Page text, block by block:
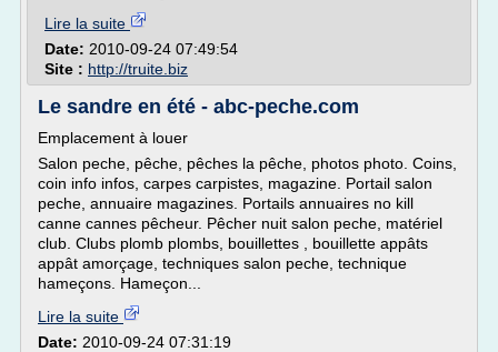
Lire la suite
Date: 2010-09-24 07:49:54
Site : http://truite.biz
Le sandre en été - abc-peche.com
Emplacement à louer
Salon peche, pêche, pêches la pêche, photos photo. Coins,
coin info infos, carpes carpistes, magazine. Portail salon
peche, annuaire magazines. Portails annuaires no kill
canne cannes pêcheur. Pêcher nuit salon peche, matériel
club. Clubs plomb plombs, bouillettes , bouillette appâts
appât amorçage, techniques salon peche, technique
hameçons. Hameçon...
Lire la suite
Date: 2010-09-24 07:31:19